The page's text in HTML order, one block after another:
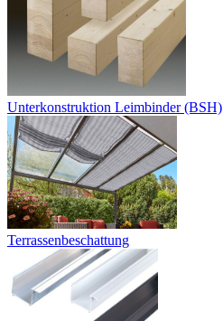
Unterkonstruktion Leimbinder (BSH)
Terrassenbeschattung